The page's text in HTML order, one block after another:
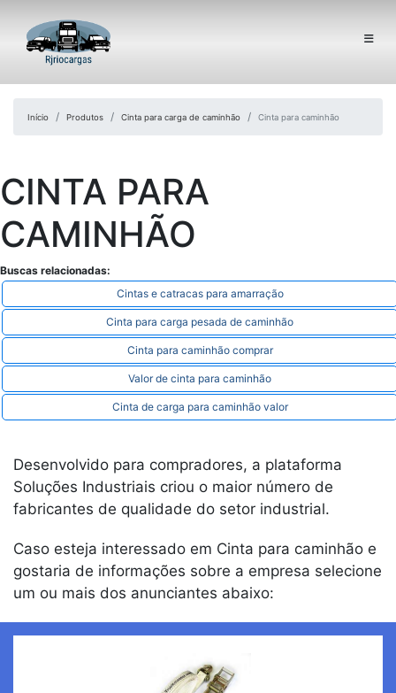
Início Produtos Cinta para carga de caminhão Cinta para caminhão
CINTA PARA
CAMINHÃO
Buscas relacionadas:
Cintas e catracas para amarração
Cinta para carga pesada de caminhão
Cinta para caminhão comprar
Valor de cinta para caminhão
Cinta de carga para caminhão valor
Desenvolvido para compradores, a plataforma
Soluções Industriais criou o maior número de
fabricantes de qualidade do setor industrial.
Caso esteja interessado em Cinta para caminhão e
gostaria de informações sobre a empresa selecione
um ou mais dos anunciantes abaixo: